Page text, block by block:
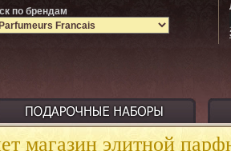
магазин элитной
по брендам